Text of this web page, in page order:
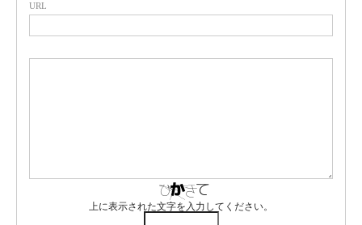
URL
上に表示された文字を入力してください。